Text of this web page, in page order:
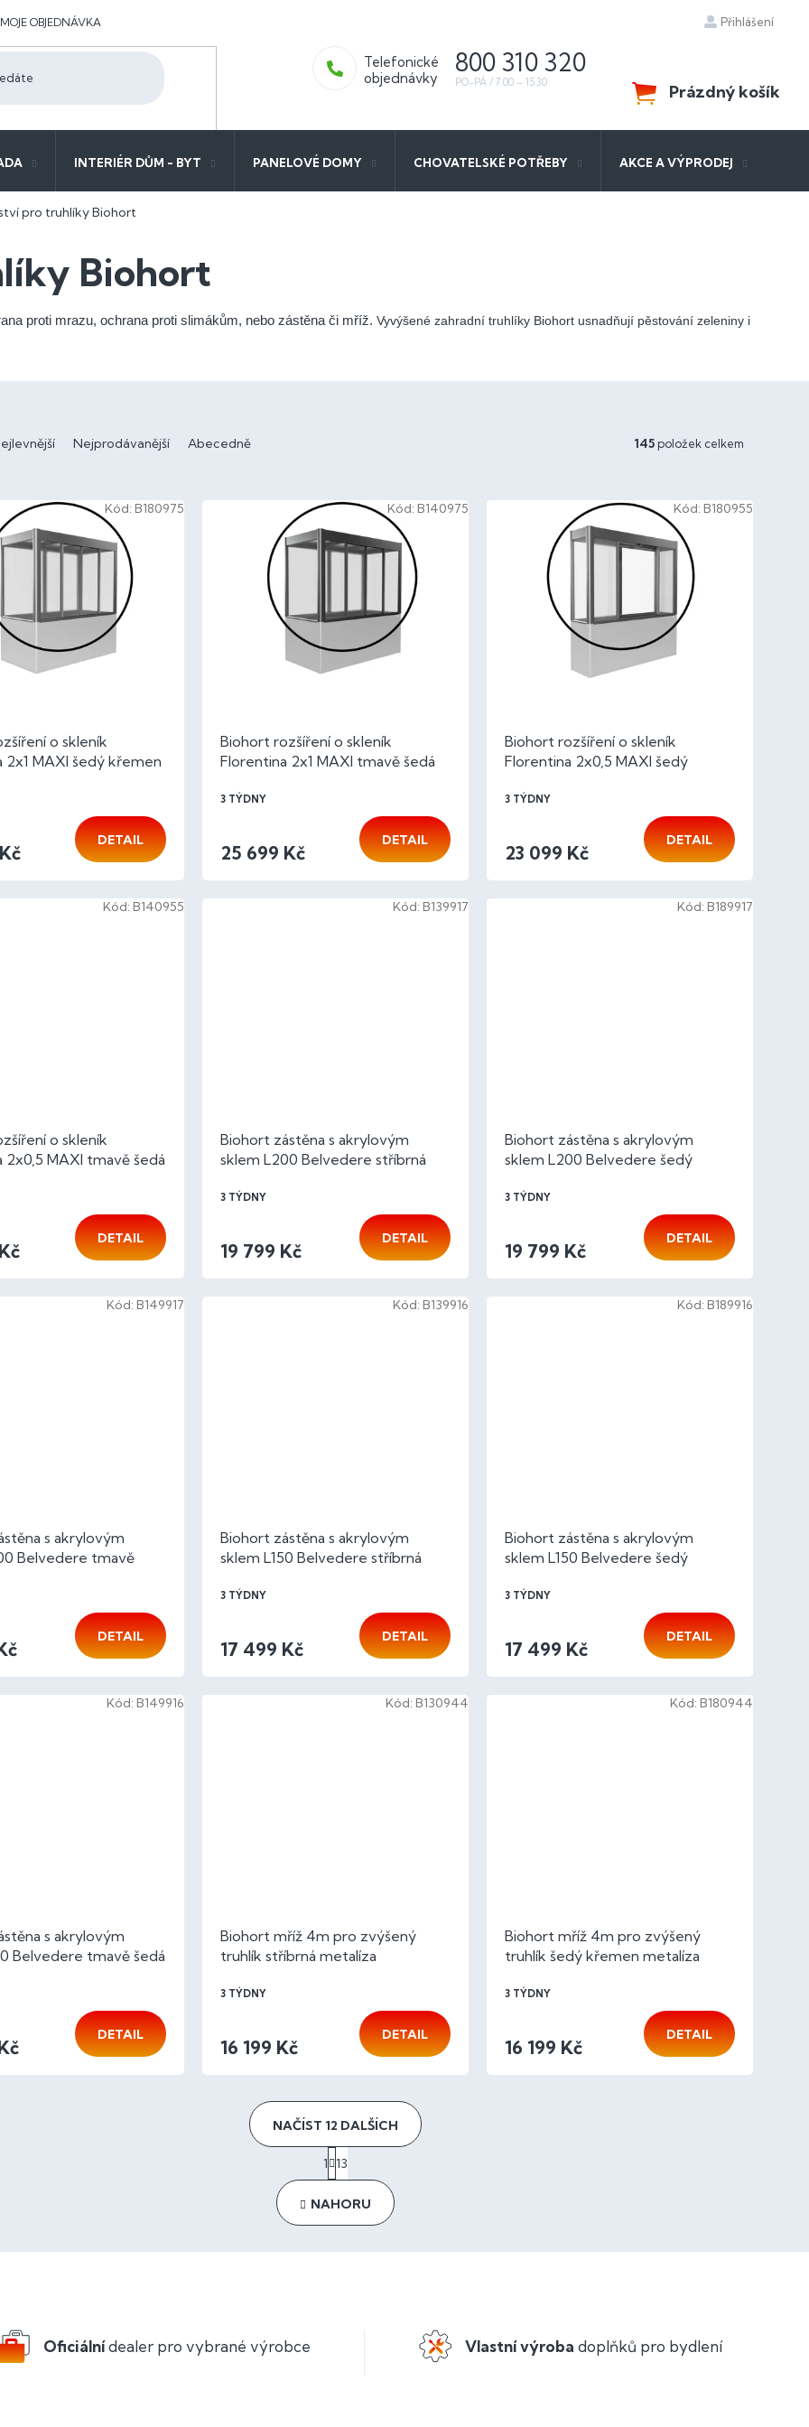
MOJE OBJEDNÁVKA Přihlášení
800 310 320
NÁKUPNÍ
KOŠÍK
Prázdný košík
INTERIÉR DŮM - BYT PANELOVÉ DOMY CHOVATELSKÉ POTŘEBY AKCE A VÝPRODEJ
pro truhlíky Biohort
Biohort
proti mrazu, ochrana proti slimákům, nebo zástěna či mříž. Vyvýšené zahradní truhlíky Biohort usnadňují pěstování zeleniny i
Nejprodávanější Abecedně 145 položek celkem
o skleník
2x1 MAXI šedý křemen
DETAIL
Kód: B180975
Biohort rozšíření o skleník
Florentina 2x1 MAXI tmavě šedá
3 TÝDNY
25 699 Kč
DETAIL
Kód: B140975
Biohort rozšíření o skleník
Florentina 2x0,5 MAXI šedý
3 TÝDNY
23 099 Kč
DETAIL
Kód: B180955
o skleník
2x0,5 MAXI tmavě šedá
DETAIL
Kód: B140955
Biohort zástěna s akrylovým
sklem L200 Belvedere stříbrná
3 TÝDNY
19 799 Kč
DETAIL
Kód: B139917
Biohort zástěna s akrylovým
sklem L200 Belvedere šedý
3 TÝDNY
19 799 Kč
DETAIL
Kód: B189917
s akrylovým
Belvedere tmavě
DETAIL
Kód: B149917
Biohort zástěna s akrylovým
sklem L150 Belvedere stříbrná
3 TÝDNY
17 499 Kč
DETAIL
Kód: B139916
Biohort zástěna s akrylovým
sklem L150 Belvedere šedý
3 TÝDNY
17 499 Kč
DETAIL
Kód: B189916
s akrylovým
Belvedere tmavě šedá
DETAIL
Kód: B149916
Biohort mříž 4m pro zvýšený
truhlík stříbrná metalíza
3 TÝDNY
16 199 Kč
DETAIL
Kód: B130944
Biohort mříž 4m pro zvýšený
truhlík šedý křemen metalíza
3 TÝDNY
16 199 Kč
DETAIL
Kód: B180944
O
l
á
a
NAČÍST 12 DALŠÍCH
S
t
r
á
k
1 13
NAHORU
Oficiálnídealer pro vybrané výrobce Vlastní výroba doplňků pro bydlení